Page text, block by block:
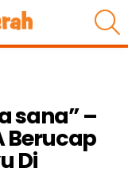
sana” –
Berucap
Di